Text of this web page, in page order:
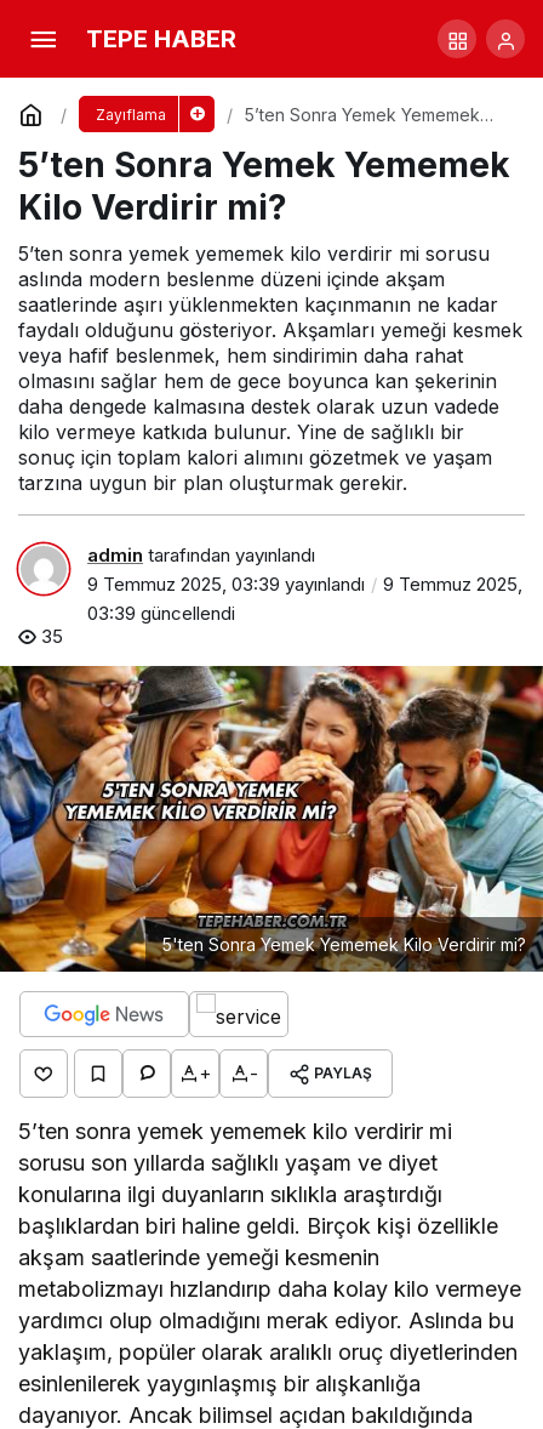
TEPE HABER
Zayıflama
5’ten Sonra Yemek Yememek
5’ten Sonra Yemek Yememek
Kilo Verdirir mi?
5’ten sonra yemek yememek kilo verdirir mi sorusu
aslında modern beslenme düzeni içinde akşam
saatlerinde aşırı yüklenmekten kaçınmanın ne kadar
faydalı olduğunu gösteriyor. Akşamları yemeği kesmek
veya hafif beslenmek, hem sindirimin daha rahat
olmasını sağlar hem de gece boyunca kan şekerinin
daha dengede kalmasına destek olarak uzun vadede
kilo vermeye katkıda bulunur. Yine de sağlıklı bir
sonuç için toplam kalori alımını gözetmek ve yaşam
tarzına uygun bir plan oluşturmak gerekir.
admin tarafından yayınlandı
9 Temmuz 2025, 03:39 yayınlandı
9 Temmuz 2025,
03:39 güncellendi
35
5'ten Sonra Yemek Yememek Kilo Verdirir mi?
+ - PAYLAŞ
5’ten sonra yemek yememek kilo verdirir mi
sorusu son yıllarda sağlıklı yaşam ve diyet
konularına ilgi duyanların sıklıkla araştırdığı
başlıklardan biri haline geldi. Birçok kişi özellikle
akşam saatlerinde yemeği kesmenin
metabolizmayı hızlandırıp daha kolay kilo vermeye
yardımcı olup olmadığını merak ediyor. Aslında bu
yaklaşım, popüler olarak aralıklı oruç diyetlerinden
esinlenilerek yaygınlaşmış bir alışkanlığa
dayanıyor. Ancak bilimsel açıdan bakıldığında
Arı Sütü Kilo Verdirir mi?
Yorum Yap Paylaş